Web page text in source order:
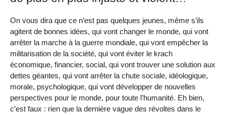
On vous dira que ce n’est pas quelques jeunes, même s’ils
agitent de bonnes idées, qui vont changer le monde, qui vont
arrêter la marche à la guerre mondiale, qui vont empêcher la
militarisation de la société, qui vont éviter le krach
économique, financier, social, qui vont trouver une solution aux
dettes géantes, qui vont arrêter la chute sociale, idéologique,
morale, psychologique, qui vont développer de nouvelles
perspectives pour le monde, pour toute l’humanité. Eh bien,
c’est faux : rien que la dernière vague des révoltes dans le